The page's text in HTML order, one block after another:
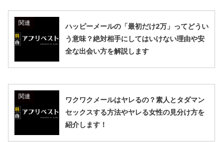
関連
ハッピーメールの「最初だけ2万」ってどうい
う意味？絶対相手にしてはいけない理由や安
全な出会い方を解説します
関連
ワクワクメールはヤレるの？素人とタダマン
セックスする方法やヤレる女性の見分け方を
紹介します！